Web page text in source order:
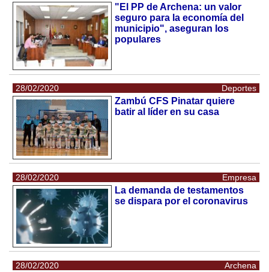
"El PP de Archena: un valor
seguro para la economía del
municipio", aseguran los
populares
28/02/2020 Deportes
Zambú CFS Pinatar quiere
batir al líder en su casa
28/02/2020 Empresa
La demanda de testamentos
se dispara por el coronavirus
28/02/2020 Archena